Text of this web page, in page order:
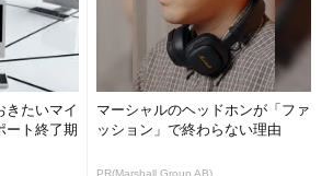
きたいマイ
ート終了期
マーシャルのヘッドホンが「ファ
ッション」で終わらない理由
PR(Marshall Group AB)